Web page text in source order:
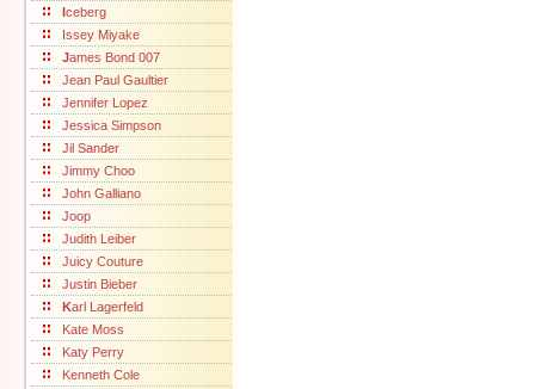
Iceberg
Issey Miyake
James Bond 007
Jean Paul Gaultier
Jennifer Lopez
Jessica Simpson
Jil Sander
Jimmy Choo
John Galliano
Joop
Judith Leiber
Juicy Couture
Justin Bieber
Karl Lagerfeld
Kate Moss
Katy Perry
Kenneth Cole